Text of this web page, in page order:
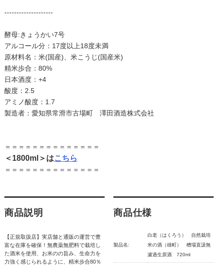
--------------------
酵母:きょうかい7号
アルコール分：17度以上18度未満
原材料名：米(国産)、米こうじ(国産米)
精米歩合：80%
日本酒度：+4
酸度：2.5
アミノ酸度：1.7
製造者：愛知県常滑市古場町 澤田酒造株式会社
＝＝＝＝＝＝＝＝＝＝＝＝＝＝
＜1800ml＞はこちら
＝＝＝＝＝＝＝＝＝＝＝＝＝＝
商品説明
【正規取扱店】実店舗と通販の運営で豊
富な在庫を確保！無農薬無肥料で栽培し
た酒米を使用、お米のの旨み、生命力を
力強く感じられるように、精米歩合80％
商品仕様
製品名:
白老（はくろう） 自然栽培
米の酒（雄町） 槽場直汲無
濾過生原酒 720ml